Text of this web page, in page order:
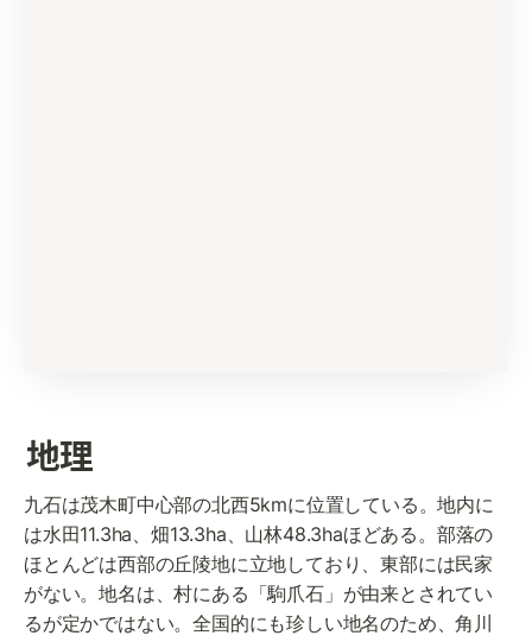
地理
九石は茂木町中心部の北西5kmに位置している。地内に
は水田11.3ha、畑13.3ha、山林48.3haほどある。部落の
ほとんどは西部の丘陵地に立地しており、東部には民家
がない。地名は、村にある「駒爪石」が由来とされてい
るが定かではない。全国的にも珍しい地名のため、角川